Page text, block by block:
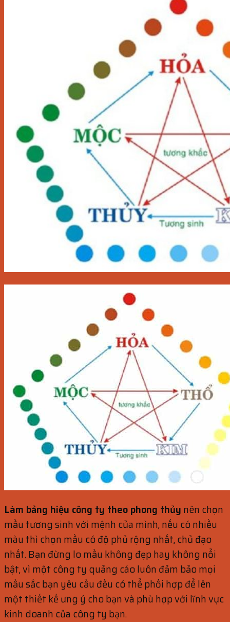
Làm bảng hiệu công ty theo phong thủy nên chọn
mầu tương sinh với mệnh của mình, nếu có nhiều
màu thì chọn mầu có độ phủ rộng nhất, chủ đạo
nhất. Bạn đừng lo mầu không đẹp hay không nổi
bật, vì một công ty quảng cáo luôn đảm bảo mọi
mầu sắc bạn yêu cầu đều có thể phối hợp để lên
một thiết kế ưng ý cho bạn và phù hợp với lĩnh vực
kinh doanh của công ty bạn.